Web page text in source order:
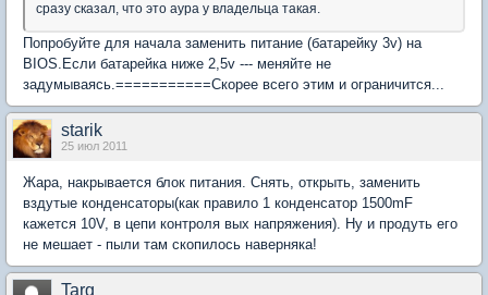
сразу сказал, что это аура у владельца такая.
Попробуйте для начала заменить питание (батарейку 3v) на
BIOS.Если батарейка ниже 2,5v --- меняйте не
задумываясь.===========Скорее всего этим и ограничится...
starik
25 июл 2011
Жара, накрывается блок питания. Снять, открыть, заменить
вздутые конденсаторы(как правило 1 конденсатор 1500mF
кажется 10V, в цепи контроля вых напряжения). Ну и продуть его
не мешает - пыли там скопилось наверняка!
Targ